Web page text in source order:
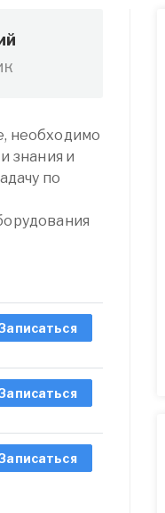
необходимо
знания и
по